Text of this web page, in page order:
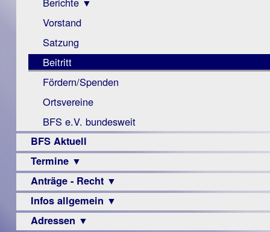
Zeitschrift
Monokular
Mac
Instagram-
Links
Archiv
Berichte
Vorstand
Satzung
Beitritt
Fördern/Spenden
Ortsvereine
BFS e.V. bundesweit
BFS Aktuell
Termine ▼
Veranstaltungsprogramme
Anträge - Recht ▼
Archiv
Urteile
Infos allgemein ▼
Sehbehinderung
Adressen ▼